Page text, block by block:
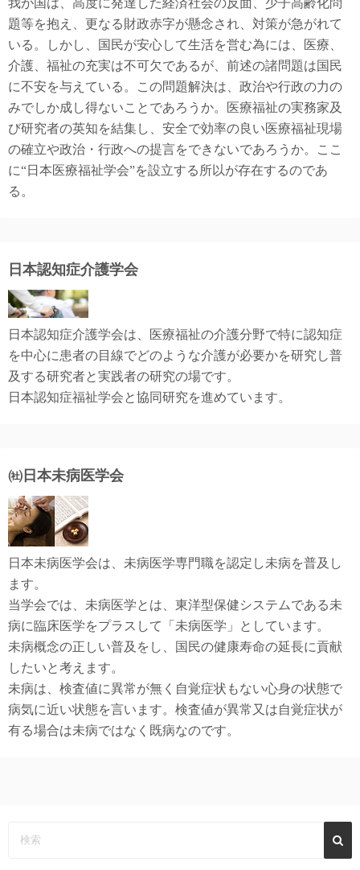
題等を抱え、更なる財政赤字が懸念され、対策が急がれて
いる。しかし、国民が安心して生活を営む為には、医療、
介護、福祉の充実は不可欠であるが、前述の諸問題は国民
に不安を与えている。この問題解決は、政治や行政の力の
みでしか成し得ないことであろうか。医療福祉の実務家及
び研究者の英知を結集し、安全で効率の良い医療福祉現場
の確立や政治・行政への提言をできないであろうか。ここ
に“日本医療福祉学会”を設立する所以が存在するのであ
る。
日本認知症介護学会
日本認知症介護学会は、医療福祉の介護分野で特に認知症
を中心に患者の目線でどのような介護が必要かを研究し普
及する研究者と実践者の研究の場です。
日本認知症福祉学会と協同研究を進めています。
㈳日本未病医学会
日本未病医学会は、未病医学専門職を認定し未病を普及し
ます。
当学会では、未病医学とは、東洋型保健システムである未
病に臨床医学をプラスして「未病医学」としています。
未病概念の正しい普及をし、国民の健康寿命の延長に貢献
したいと考えます。
未病は、検査値に異常が無く自覚症状もない心身の状態で
病気に近い状態を言います。検査値が異常又は自覚症状が
有る場合は未病ではなく既病なのです。